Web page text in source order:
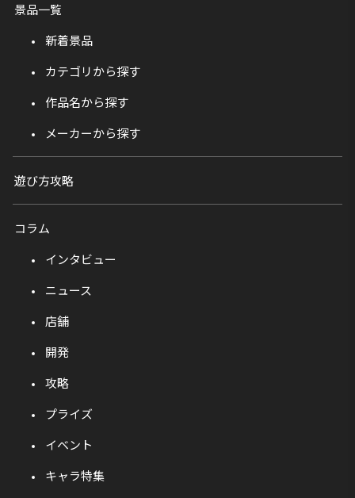
景品一覧
新着景品
カテゴリから探す
作品名から探す
メーカーから探す
遊び方攻略
コラム
インタビュー
ニュース
店舗
開発
攻略
プライズ
イベント
キャラ特集